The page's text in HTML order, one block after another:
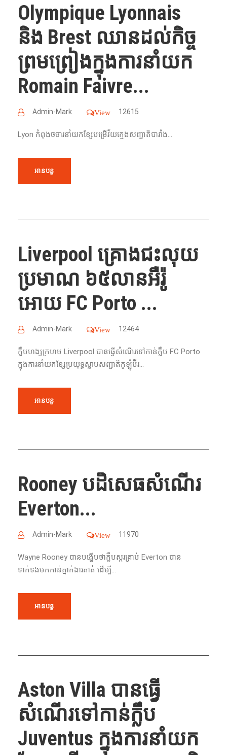
Olympique Lyonnais
និង Brest ឈានដល់កិច្ច
ព្រមព្រៀងក្នុងការនាំយក
Romain Faivre...
Admin-Mark View 12615
Lyon កំពុងចចារនាំយកខ្សែបម្រើវ័យក្មេងសញ្ជាតិបារាំង...
អានបន្ត
Liverpool គ្រោងជះលុយ
ប្រមាណ ៦៥លានអឺរ៉ូ
អោយ FC Porto ...
Admin-Mark View 12464
ក្លឹបហង្សក្រហម Liverpool បានធ្វើសំណើរទៅកាន់ក្លឹប FC Porto
ក្នុងការនាំយកខ្សែប្រយុទ្ធស្លាបសញ្ជាតិកូឡុំប៊ីរ...
អានបន្ត
Rooney បដិសេធសំណើរ
Everton...
Admin-Mark View 11970
Wayne Rooney​ បានបង្ហើបថាក្លឹបស្ករគ្រាប់ Everton​ បាន
ទាក់ទងមកកាន់ភ្នាក់ងារគាត់ ដើម្បី...
អានបន្ត
Aston Villa បានធ្វើ
សំណើរទៅកាន់ក្លឹប
Juventus ក្នុងការនាំយក